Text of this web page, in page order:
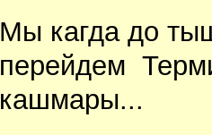
Мы кагда до
перейдем
кашмары...